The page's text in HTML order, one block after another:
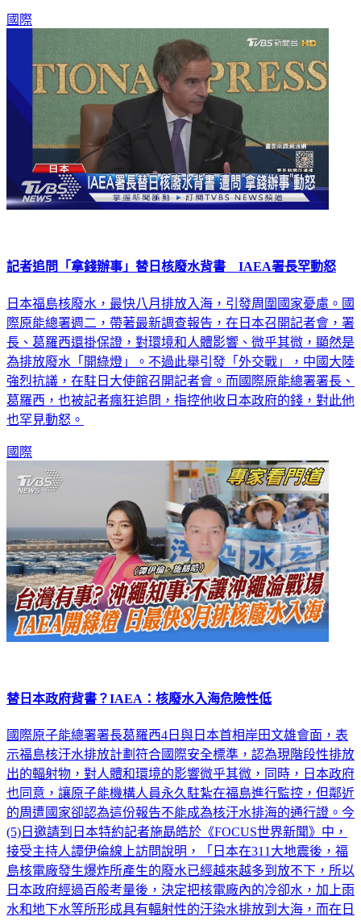
國際
記者追問「拿錢辦事」替日核廢水背書 IAEA署長罕動怒
日本福島核廢水，最快八月排放入海，引發周圍國家憂慮。國
際原能總署週二，帶著最新調查報告，在日本召開記者會，署
長、葛羅西還掛保證，對環境和人體影響、微乎其微，顯然是
為排放廢水「開綠燈」。不過此舉引發「外交戰」，中國大陸
強烈抗議，在駐日大使館召開記者會。而國際原能總署署長、
葛羅西，也被記者瘋狂追問，指控他收日本政府的錢，對此他
也罕見動怒。
國際
替日本政府背書？IAEA：核廢水入海危險性低
國際原子能總署署長葛羅西4日與日本首相岸田文雄會面，表
示福島核汙水排放計劃符合國際安全標準，認為現階段性排放
出的輻射物，對人體和環境的影響微乎其微，同時，日本政府
也同意，讓原子能機構人員永久駐紮在福島進行監控，但鄰近
的周遭國家卻認為這份報告不能成為核汙水排海的通行證。今
(5)日邀請到日本特約記者施勗皓於《FOCUS世界新聞》中，
接受主持人譚伊倫線上訪問說明，「日本在311大地震後，福
島核電廠發生爆炸所產生的廢水已經越來越多到放不下，所以
日本政府經過百般考量後，決定把核電廠內的冷卻水，加上雨
水和地下水等所形成具有輻射性的汙染水排放到大海，而在日